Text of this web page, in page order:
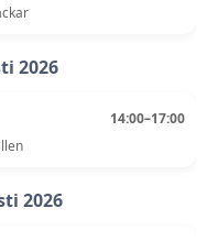
2026
14:00–17:00
2026